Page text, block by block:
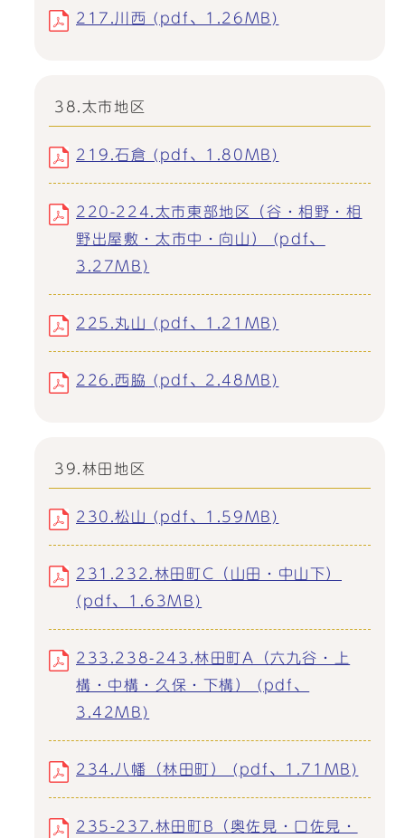
217.川西 (pdf、1.26MB)
38.太市地区
219.石倉 (pdf、1.80MB)
220-224.太市東部地区（谷・相野・相
野出屋敷・太市中・向山） (pdf、
3.27MB)
225.丸山 (pdf、1.21MB)
226.西脇 (pdf、2.48MB)
39.林田地区
230.松山 (pdf、1.59MB)
231.232.林田町C（山田・中山下）
(pdf、1.63MB)
233.238-243.林田町A（六九谷・上
構・中構・久保・下構） (pdf、
3.42MB)
234.八幡（林田町） (pdf、1.71MB)
235-237.林田町B（奥佐見・口佐見・